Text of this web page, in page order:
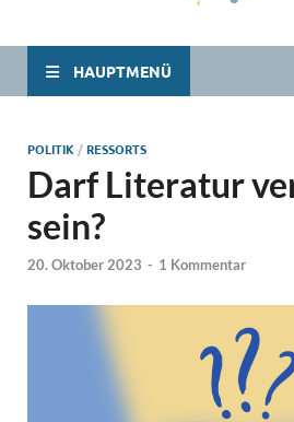
HAUPTMENÜ
POLITIK /RESSORTS
Darf Literatur
sein?
20. Oktober 2023 - 1 Kommentar